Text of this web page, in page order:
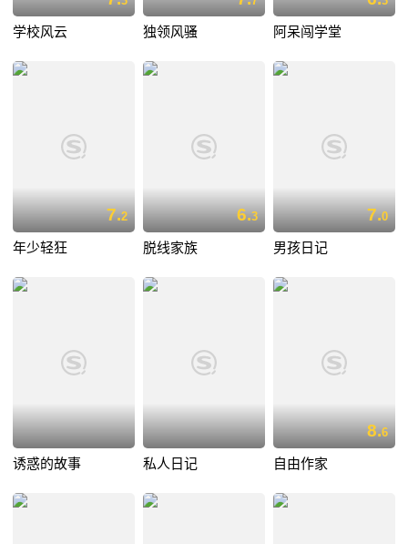
学校风云 独领风骚 阿呆闯学堂
7.2
年少轻狂
6.3
脱线家族
7.0
男孩日记
诱惑的故事 私人日记
8.6
自由作家